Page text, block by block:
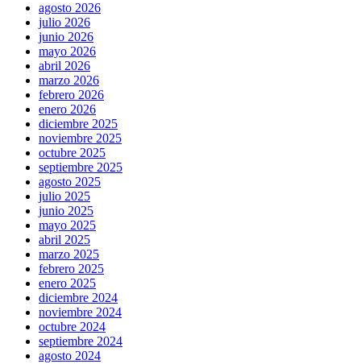
agosto 2026
julio 2026
junio 2026
mayo 2026
abril 2026
marzo 2026
febrero 2026
enero 2026
diciembre 2025
noviembre 2025
octubre 2025
septiembre 2025
agosto 2025
julio 2025
junio 2025
mayo 2025
abril 2025
marzo 2025
febrero 2025
enero 2025
diciembre 2024
noviembre 2024
octubre 2024
septiembre 2024
agosto 2024